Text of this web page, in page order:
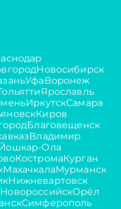
Новосибирск
УфаВоронеж
Ярославль
ИркутскСамара
Киров
Благовещенск
Владимир
Ола
КостромаКурган
МахачкалаМурманск
Нижневартовск
НовороссийскОрёл
Симферополь